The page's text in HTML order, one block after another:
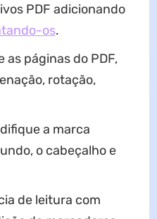
PDF adicionando
os.
páginas do PDF,
rotação,
a marca
o cabeçalho e
de leitura com